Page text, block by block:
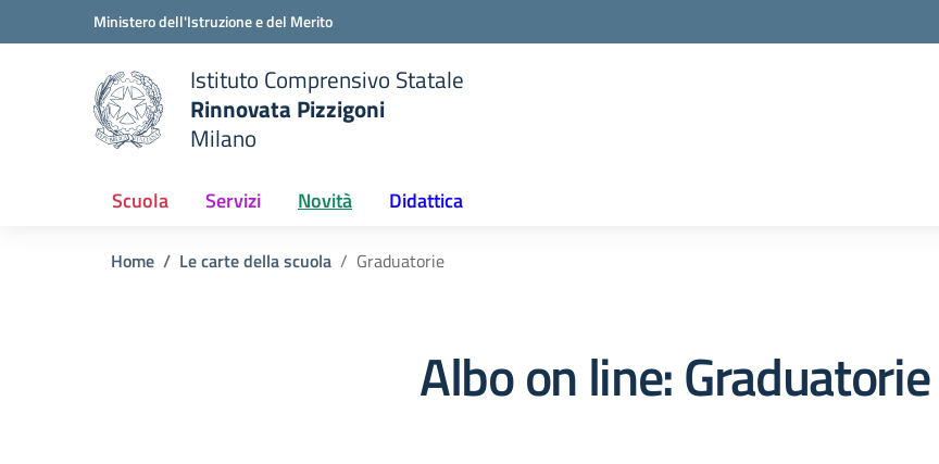
Vai ai contenuti
Vai al menu di navigazioneMinistero dell'Istruzione e del Merito
Istituto Comprensivo Statale
Rinnovata Pizzigoni
Milano
Scuola Servizi Novità Didattica
Home Le carte della scuola Graduatorie
Albo on line:Graduatorie